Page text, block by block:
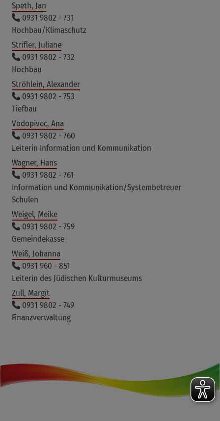
Speth, Jan
0931 9802 - 731
Hochbau/Klimaschutz
Strifler, Juliane
0931 9802 - 732
Hochbau
Ströhlein, Alexander
0931 9802 - 753
Tiefbau
Vodopivec, Ana
0931 9802 - 760
Leiterin Information und Kommunikation
Wagner, Hans
0931 9802 - 761
Information und Kommunikation/Systembetreuer
Schulen
Weigel, Meike
0931 9802 - 759
Gemeindekasse
Weiß, Johanna
0931 960 - 851
Leiterin des Jüdischen Kulturmuseums
Zull, Margit
0931 9802 - 749
Finanzverwaltung